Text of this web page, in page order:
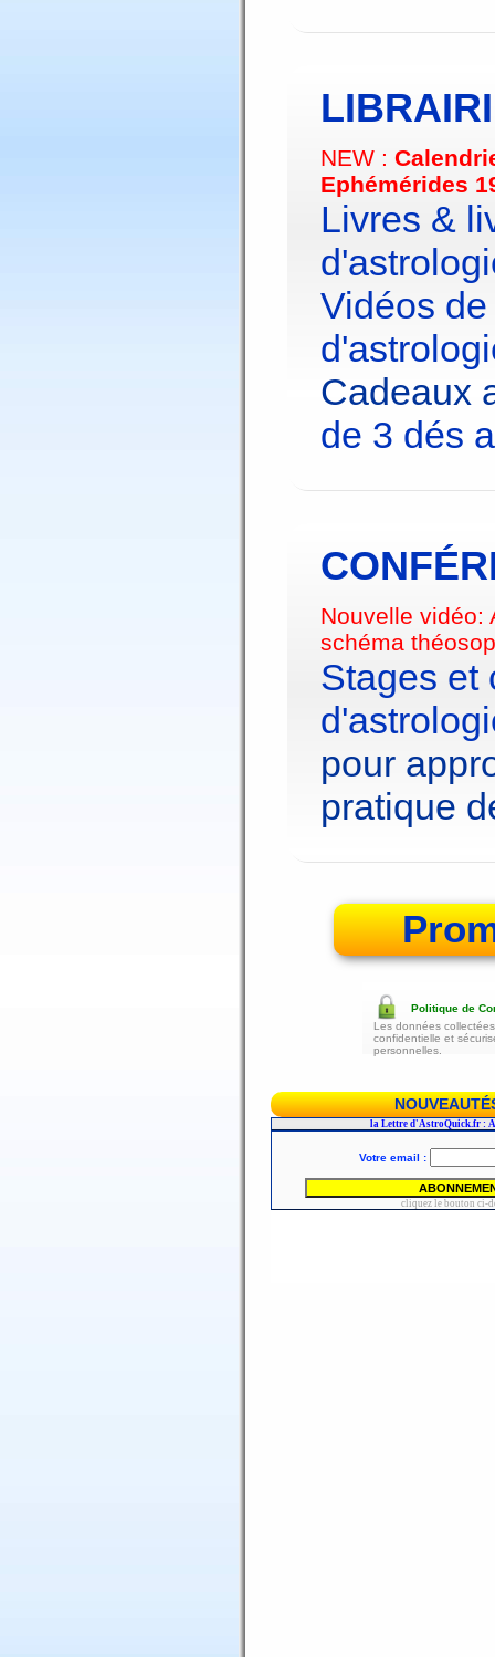
NEW :
Ephémérides
Livres &
Vidéos
Cadeaux
de 3 dés
Nouvelle vidéo:
schéma
Stages et
pour
pratique
Politique de
Les données
confidentielle et
personnelles.